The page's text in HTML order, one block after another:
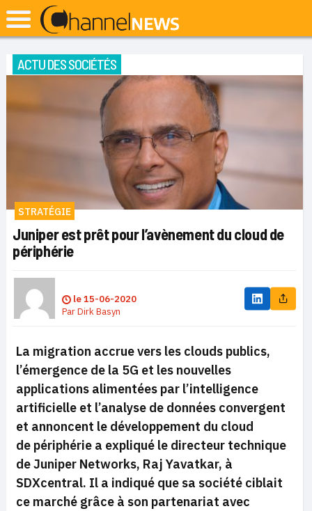
ACTU DES SOCIÉTÉS
STRATÉGIE
Juniper est prêt pour l’avènement du cloud de
périphérie
le15-06-2020
ParDirk Basyn
La migration accrue vers les clouds publics,
l’émergence de la 5G et les nouvelles
applications alimentées par l’intelligence
artificielle et l’analyse de données convergent
et annoncent le développement du cloud
de périphérie a expliqué le directeur technique
de Juniper Networks, Raj Yavatkar, à
SDXcentral. Il a indiqué que sa société ciblait
ce marché grâce à son partenariat avec